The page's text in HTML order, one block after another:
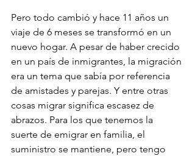
Pero todo cambió y hace 11 años un
viaje de 6 meses se transformó en un
nuevo hogar. A pesar de haber crecido
en un país de inmigrantes, la migración
era un tema que sabía por referencia
de amistades y parejas. Y entre otras
cosas migrar significa escasez de
abrazos. Para los que tenemos la
suerte de emigrar en familia, el
suministro se mantiene, pero tengo